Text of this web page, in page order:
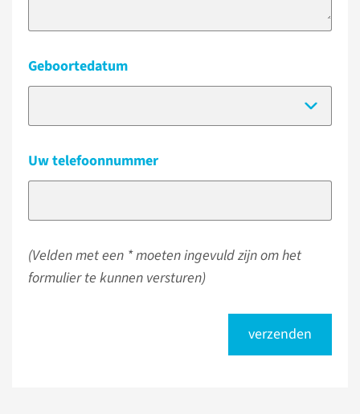
Geboortedatum
Uw telefoonnummer
(Velden met een * moeten ingevuld zijn om het
formulier te kunnen versturen)
verzenden